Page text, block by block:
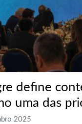
define
uma das
2025